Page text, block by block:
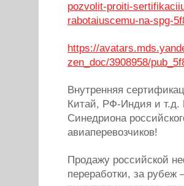
pozvolit-proiti-
rabotaiuscemu-na-spg-
https://
zen_doc/3908958/
Внутренняя
Китай, РФ-Индия и т.д.
Синедриона
авиаперевозчиков!
Продажу российской
переработки, за